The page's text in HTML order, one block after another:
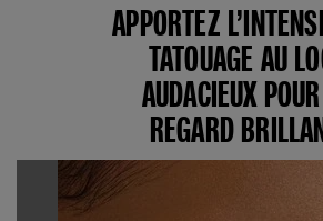
APPORTEZ
TATOUAGE AU
AUDACIEUX
REGARD